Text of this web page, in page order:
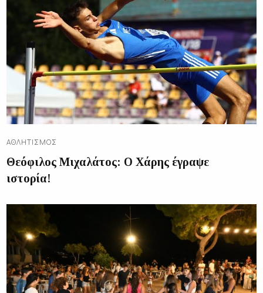
ΑΘΛΗΤΙΣΜΌΣ
Θεόφιλος Μιχαλάτος: Ο Χάρης έγραψε
ιστορία!